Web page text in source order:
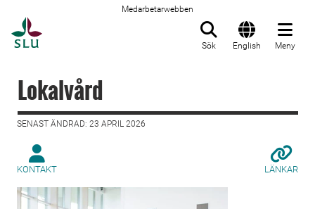
Medarbetarwebben
Sök English Meny
Lokalvård
SENAST ÄNDRAD: 23 APRIL 2026
KONTAKT LÄNKAR